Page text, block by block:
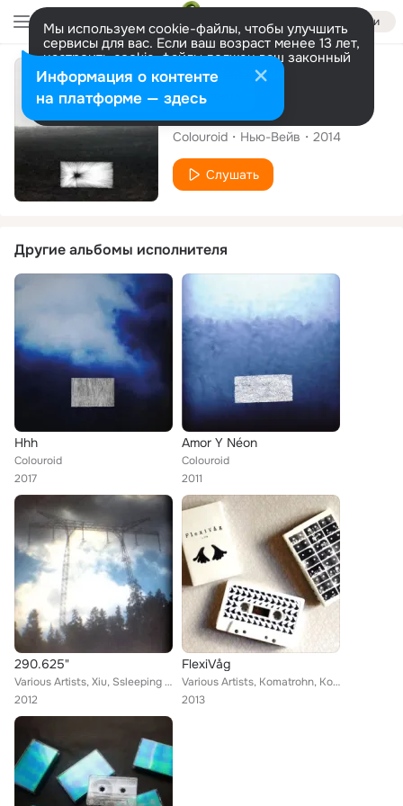
Войти
Мы используем cookie-файлы, чтобы улучшить
сервисы для вас. Если ваш возраст менее 13 лет,
настроить cookie-файлы должен ваш законный
представитель. Больше информации
Разрешить все Настроить
Альбом
Long Play
Colouroid Нью-Вейв 2014
Слушать
Другие альбомы исполнителя
Hhh
Colouroid
2017
Amor Y Néon
Colouroid
2011
290.625"
Various Artists, Xiu, Ssleeping Desiress, A Terrible Splendour, Ortrotasce, Tannhäuser Gate, Facit, Futility, Black People, :Cod...
2012
FlexiVåg
Various Artists, Komatrohn, Kord, Colouroid, Video Look
2013
Информация о контенте
на платформе — здесь